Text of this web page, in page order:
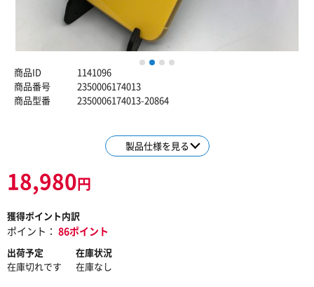
1 2 3
商品ID
1141096
商品番号
2350006174013
商品型番
2350006174013-20864
製品仕様を見る
18,980円
獲得ポイント内訳
ポイント： 86ポイント
出荷予定
在庫切れです
在庫状況
在庫なし